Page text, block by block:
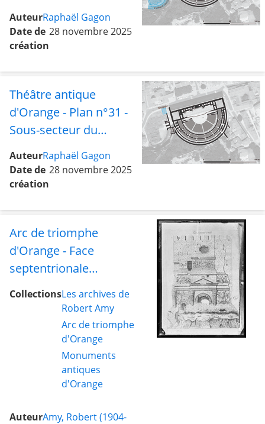
temple et de
l'esplanade avec le
portique courbe
AuteurRaphaël Gagon
Date de
création
28 novembre 2025
Théâtre antique
d'Orange - Plan n°31 -
Sous-secteur du
AuteurRaphaël Gagon
Date de
création
28 novembre 2025
Arc de triomphe
d'Orange - Face
septentrionale
(gravure)
CollectionsLes archives de
Robert Amy
Arc de triomphe
d'Orange
Monuments
antiques
d'Orange
AuteurAmy, Robert (1904-